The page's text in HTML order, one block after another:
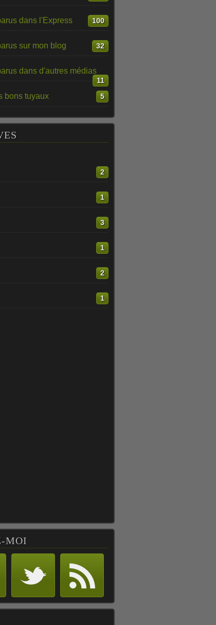
dans l'Express 100
sur mon blog 32
dans d'autres médias
11
bons tuyaux 5
2
1
3
1
2
1
MOI